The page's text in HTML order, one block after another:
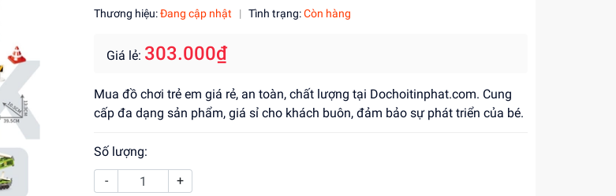
Thương hiệu:Đang cập nhật | Tình trạng:Còn hàng
Giá lẻ: 303.000₫
Mua đồ chơi trẻ em giá rẻ, an toàn, chất lượng tại Dochoitinphat.com. Cung
cấp đa dạng sản phẩm, giá sỉ cho khách buôn, đảm bảo sự phát triển của bé.
Số lượng:
-
+